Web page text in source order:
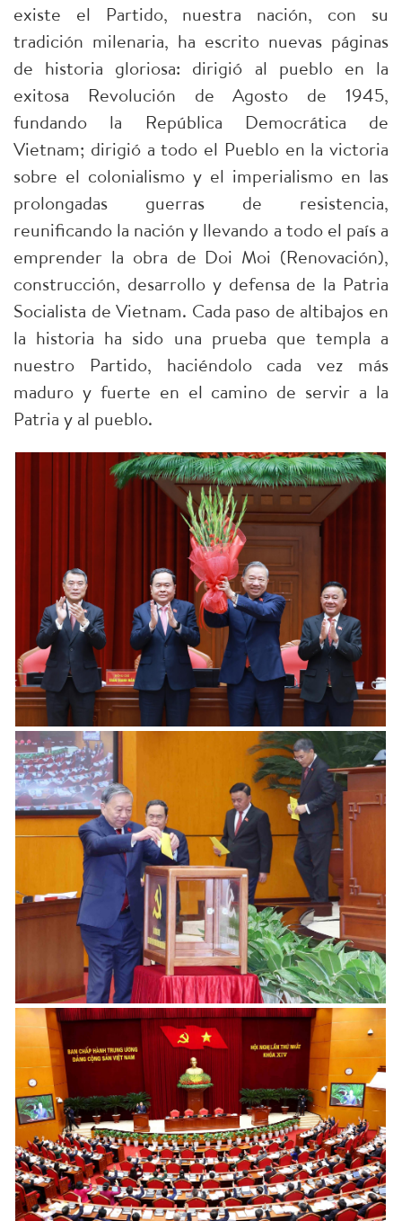
existe el Partido, nuestra nación, con su
tradición milenaria, ha escrito nuevas páginas
de historia gloriosa: dirigió al pueblo en la
exitosa Revolución de Agosto de 1945,
fundando la República Democrática de
Vietnam; dirigió a todo el Pueblo en la victoria
sobre el colonialismo y el imperialismo en las
prolongadas guerras de resistencia,
reunificando la nación y llevando a todo el país a
emprender la obra de Doi Moi (Renovación),
construcción, desarrollo y defensa de la Patria
Socialista de Vietnam. Cada paso de altibajos en
la historia ha sido una prueba que templa a
nuestro Partido, haciéndolo cada vez más
maduro y fuerte en el camino de servir a la
Patria y al pueblo.